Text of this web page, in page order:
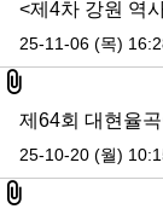
<제4차 강원 역
25-11-06 (목)
첨부파일
제64회 대현율
25-10-20 (월)
첨부파일